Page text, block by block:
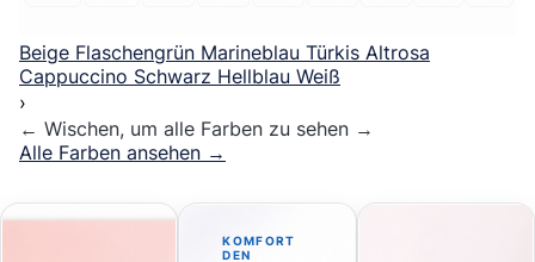
Beige Flaschengrün Marineblau Türkis Altrosa
Cappuccino Schwarz Hellblau Weiß
›
← Wischen, um alle Farben zu sehen →
Alle Farben ansehen →
KOMFORT
DEN